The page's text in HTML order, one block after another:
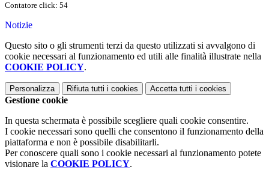
Contatore click: 54
Notizie
Questo sito o gli strumenti terzi da questo utilizzati si avvalgono di
cookie necessari al funzionamento ed utili alle finalità illustrate nella
COOKIE POLICY.
Personalizza Rifiuta tutti i cookies Accetta tutti i cookies
Gestione cookie
In questa schermata è possibile scegliere quali cookie consentire.
I cookie necessari sono quelli che consentono il funzionamento della
piattaforma e non è possibile disabilitarli.
Per conoscere quali sono i cookie necessari al funzionamento potete
visionare la COOKIE POLICY.